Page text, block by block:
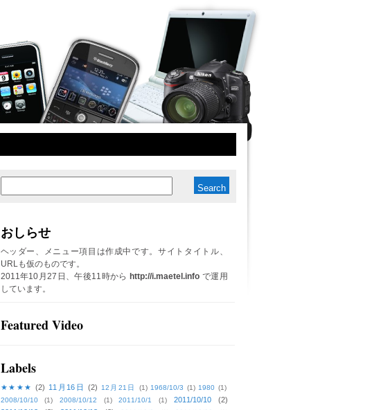
おしらせ
ヘッダー、メニュー項目は作成中です。サイトタイトル、
URLも仮のものです。
2011年10月27日、午後11時から http://i.maetel.info で運用
しています。
Featured Video
Labels
★★★★ (2) 11月16日 (2) 12月21日 (1) 1968/10/3 (1) 1980 (1)
2008/10/10
(1) 2008/10/12 (1) 2011/10/1 (1) 2011/10/10
(2)